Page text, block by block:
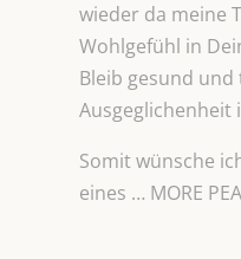
wieder da meine
Wohlgefühl in
Bleib gesund
Ausgeglichenheit
Somit wünsche
eines … MORE